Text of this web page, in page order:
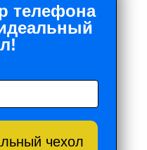
телефона
чехол